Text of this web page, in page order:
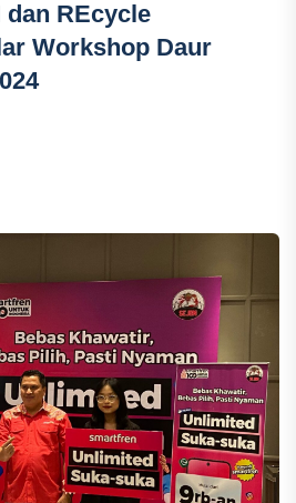
REcycle
Workshop Daur